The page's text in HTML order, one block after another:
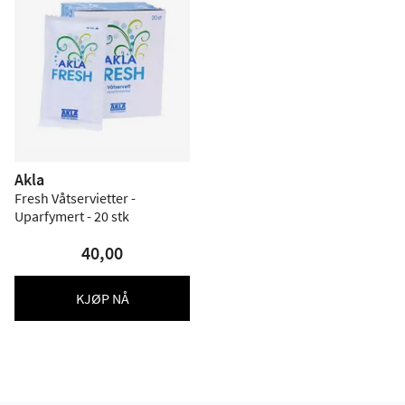
Akla
Fresh Våtservietter -
Uparfymert - 20 stk
40,00
KJØP NÅ